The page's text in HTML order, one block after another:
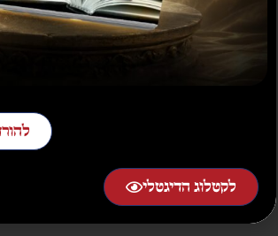
לקטלוג הדיגטלי